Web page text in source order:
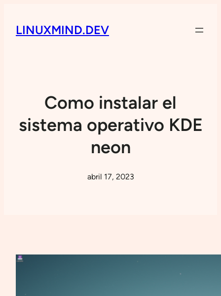
LINUXMIND.DEV
Como instalar el
sistema operativo KDE
neon
abril 17, 2023